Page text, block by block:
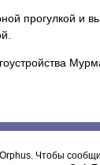
прогулкой и
Чтобы